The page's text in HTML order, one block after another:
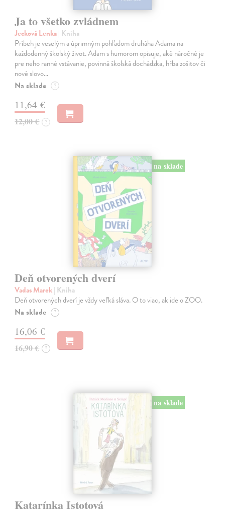
Ja to všetko zvládnem
Jecková Lenka| Kniha
Príbeh je veselým a úprimným pohľadom druháha Adama na
každodenný školský život. Adam s humorom opisuje, aké náročné je
pre neho ranné vstávanie, povinná školská dochádzka, hŕba zošitov či
nové slovo…
Na sklade ?
11,64 €
12,00 € ?
na sklade
Deň otvorených dverí
Vadas Marek| Kniha
Deň otvorených dverí je vždy veľká sláva. O to viac, ak ide o ZOO.
Na sklade ?
16,06 €
16,90 € ?
na sklade
Katarínka Istotová